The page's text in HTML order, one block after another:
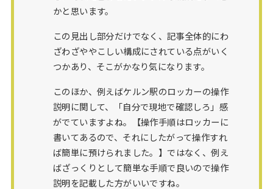
かと思います。
この見出し部分だけでなく、記事全体的にわ
ざわざややこしい構成にされている点がいく
つかあり、そこがかなり気になります。
このほか、例えばケルン駅のロッカーの操作
説明に関して、「自分で現地で確認しろ」感
がでていますよね。【操作手順はロッカーに
書いてあるので、それにしたがって操作すれ
ば簡単に預けられました。】ではなく、例え
ばざっくりとして簡単な手順で良いので操作
説明を記載した方がいいですね。